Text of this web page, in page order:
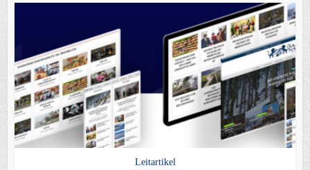
Leitartikel